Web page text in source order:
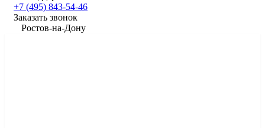
+7 (495) 843-54-46
Заказать звонок
​Ростов-на-Дону